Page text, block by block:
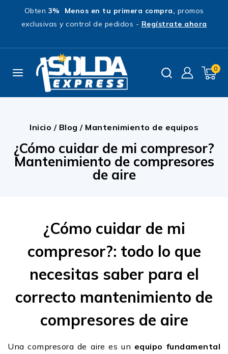
Obten 3% Menos en tu primera compra, promos
exclusivas y control de pedidos - Regístrate ahora
0
Inicio / Blog / Mantenimiento de equipos
¿Cómo cuidar de mi compresor?
Mantenimiento de compresores
de aire
¿Cómo cuidar de mi
compresor?: todo lo que
necesitas saber para el
correcto mantenimiento de
compresores de aire
Una compresora de aire es un equipo fundamental